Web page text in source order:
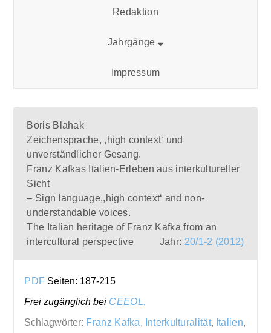
Redaktion
Jahrgänge
Impressum
Boris Blahak
Zeichensprache, ,high context‘ und
unverständlicher Gesang.
Franz Kafkas Italien-Erleben aus interkultureller
Sicht
– Sign language,,high context‘ and non-
understandable voices.
The Italian heritage of Franz Kafka from an
intercultural perspective
Jahr: 20/1-2 (2012)
PDF Seiten: 187-215
Frei zugänglich bei CEEOL.
Schlagwörter: Franz Kafka, Interkulturalität, Italien,